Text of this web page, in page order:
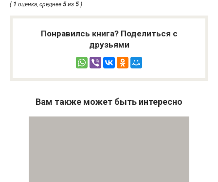
( 1 оценка, среднее 5 из 5 )
Понравилсь книга? Поделиться с
друзьями
Вам также может быть интересно